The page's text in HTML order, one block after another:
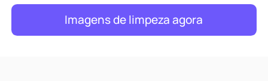
Imagens de limpeza agora